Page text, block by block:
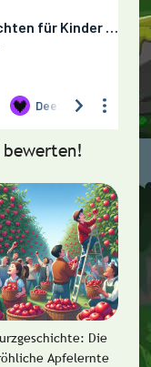
bewerten!
Die
Apfelernte